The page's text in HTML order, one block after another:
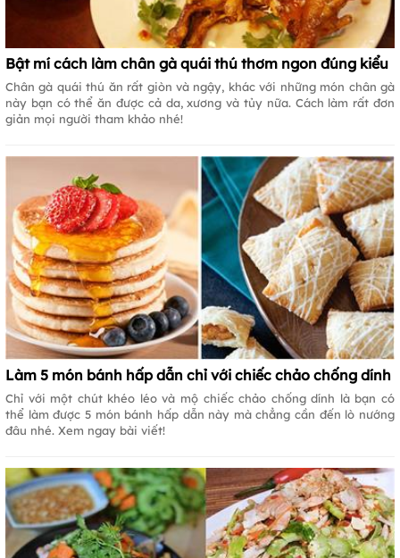
Bật mí cách làm chân gà quái thú thơm ngon đúng kiểu
Chân gà quái thú ăn rất giòn và ngậy, khác với những món chân gà
này bạn có thể ăn được cả da, xương và tủy nữa. Cách làm rất đơn
giản mọi người tham khảo nhé!
Làm 5 món bánh hấp dẫn chỉ với chiếc chảo chống dính
Chỉ với một chút khéo léo và mộ chiếc chảo chống dính là bạn có
thể làm được 5 món bánh hấp dẫn này mà chẳng cần đến lò nướng
đâu nhé. Xem ngay bài viết!